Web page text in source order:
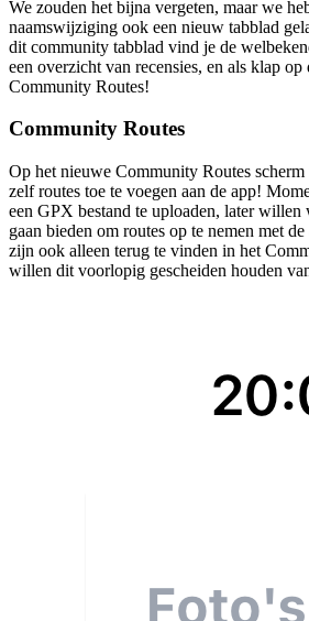
We zouden het bijna vergeten, maar we
naamswijziging ook een nieuw tabblad
dit community tabblad vind je de
een overzicht van recensies, en als klap
Community Routes!
Community Routes
Op het nieuwe Community Routes
zelf routes toe te voegen aan de app!
een GPX bestand te uploaden, later
gaan bieden om routes op te nemen met
zijn ook alleen terug te vinden in het
willen dit voorlopig gescheiden houden